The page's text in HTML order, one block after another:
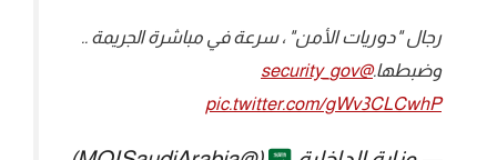
رجال "دوريات الأمن" ، سرعة في مباشرة الجريمة ..
وضبطها.@security_gov
pic.twitter.com/gWv3CLCwhP